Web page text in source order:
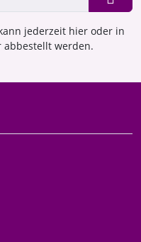
jederzeit hier oder in
abbestellt werden.